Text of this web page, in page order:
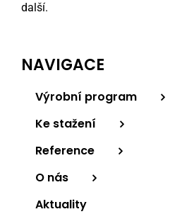
další.
NAVIGACE
Výrobní program
Ke stažení
Reference
O nás
Aktuality